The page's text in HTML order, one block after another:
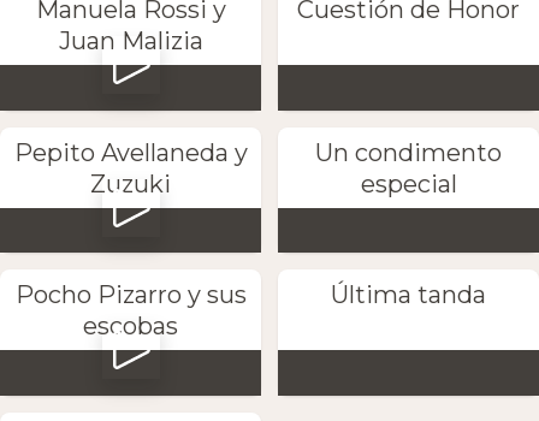
Manuela Rossi y
Juan Malizia
Cuestión de Honor
Pepito Avellaneda y
Zuzuki
Un condimento
especial
Pocho Pizarro y sus
escobas
Última tanda